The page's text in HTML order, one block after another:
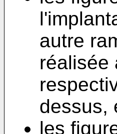
autre
réalisée
dessus,
les